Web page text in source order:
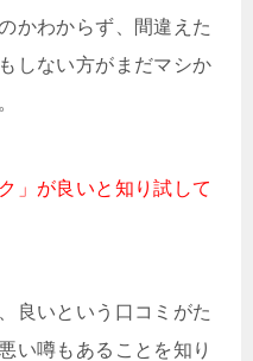
かわからず、間違えた
しない方がまだマシか
」が良いと知り試して
良いという口コミがた
い噂もあることを知り